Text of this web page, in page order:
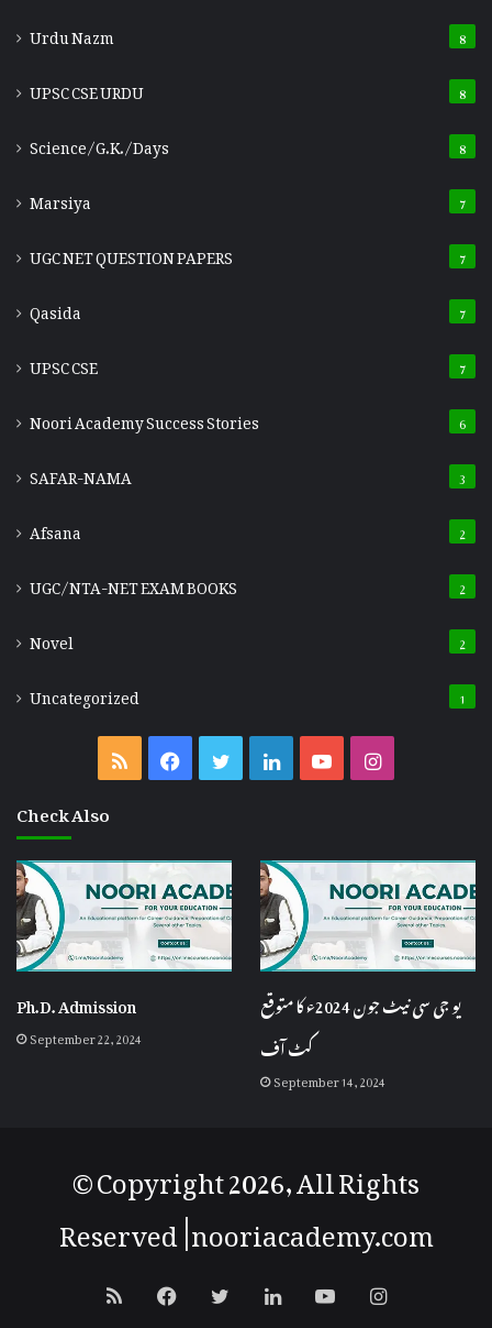
Urdu Nazm 8
UPSC CSE URDU 8
Science/G.K./Days 8
Marsiya 7
UGC NET QUESTION PAPERS 7
Qasida 7
UPSC CSE 7
Noori Academy Success Stories 6
SAFAR-NAMA 3
Afsana 2
UGC/NTA-NET EXAM BOOKS 2
Novel 2
Uncategorized 1
RSS FacebookTwitterLinkedInYouTubeInstagram
Check Also
Ph.D. Admission
September 22, 2024
یو جی سی نیٹ جون 2024ء کا متوقع
کٹ آف
September 14, 2024
© Copyright 2026, All Rights
Reserved |nooriacademy.com
FacebookTwitterLinkedIn YouTubeInstagram